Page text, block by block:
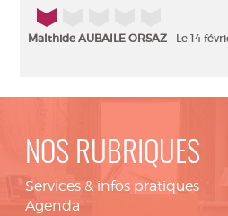
1/5
Malthide AUBAILE ORSAZ - Le 14
NOS RUBRIQUES
Services & infos pratiques
Agenda